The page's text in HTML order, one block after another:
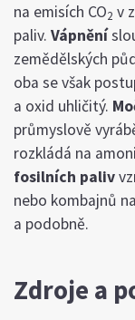
na emisích CO2 v
paliv. Vápnění
zemědělských
oba se však
a oxid uhličitý.
průmyslově
rozkládá na
fosilních paliv
nebo kombajnů
a podobně.
Zdroje a